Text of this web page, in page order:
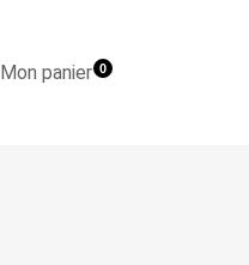
Mon panier0